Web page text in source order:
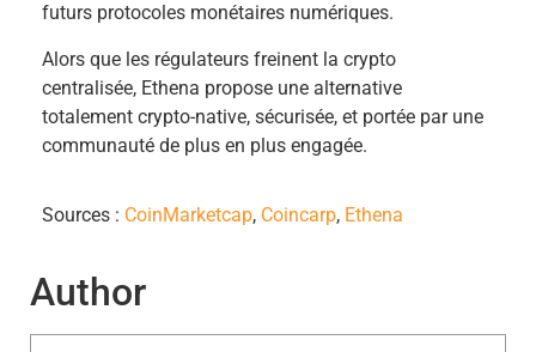
futurs protocoles monétaires numériques.
Alors que les régulateurs freinent la crypto
centralisée, Ethena propose une alternative
totalement crypto-native, sécurisée, et portée par une
communauté de plus en plus engagée.
Sources : CoinMarketcap, Coincarp, Ethena
Author